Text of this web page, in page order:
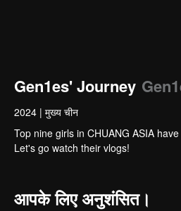
Gen1es' Journey
2024 | मुख्य चीन
Top nine girls in CHUANG ASIA have
Let's go watch their vlogs!
आपके लिए अनुशंसित।